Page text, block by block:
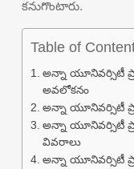
కనుగొంటారు.
Table of
అన్నా యూనివర్సిటీ
అవలోకనం
అన్నా యూనివర్సిటీ
అన్నా యూనివర్సిటీ
వివరాలు
అన్నా యూనివర్సిటీ